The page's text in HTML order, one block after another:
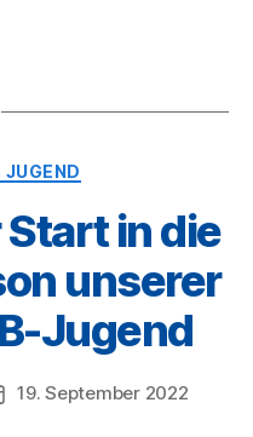
JUGEND
in die
unserer
Jugend
19. September 2022